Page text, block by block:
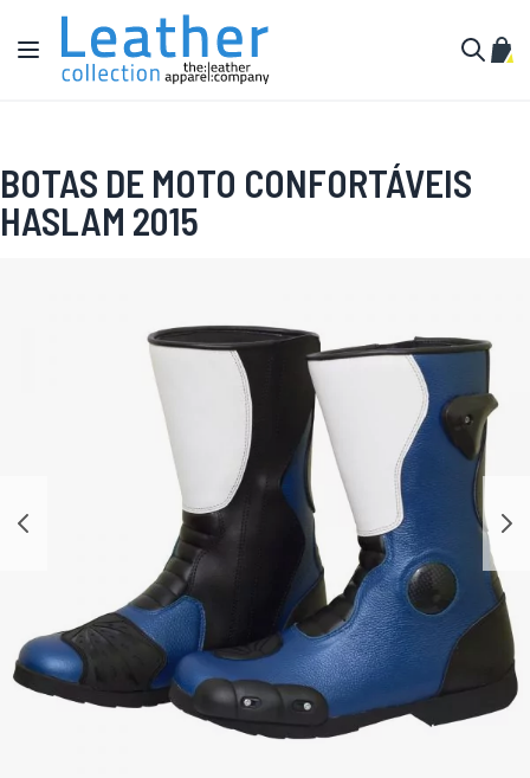
Pular para o conteúdo
Alternar Nav
BOTAS DE MOTO CONFORTÁVEIS
HASLAM 2015